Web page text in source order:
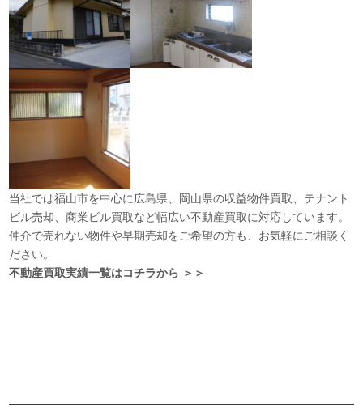
当社では福山市を中心に広島県、岡山県の収益物件買取、テナント
ビル売却、商業ビル買取など幅広い不動産買取に対応しています。
仲介で売れない物件や早期売却をご希望の方も、お気軽にご相談く
ださい。
不動産買取実績一覧はコチラから ＞＞